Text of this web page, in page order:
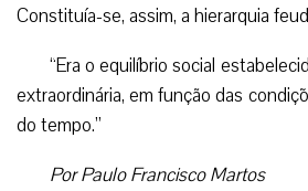
Constituía-se, assim, a hierarquia
“Era o equilíbrio social
extraordinária, em função das
do tempo.”
Por Paulo Francisco Martos